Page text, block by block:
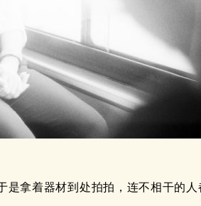
是拿着器材到处拍拍，连不相干的